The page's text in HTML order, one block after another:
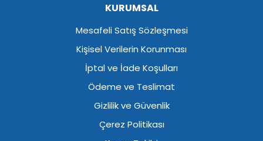
KURUMSAL
Mesafeli Satış Sözleşmesi
Kişisel Verilerin Korunması
İptal ve İade Koşulları
Ödeme ve Teslimat
Gizlilik ve Güvenlik
Çerez Politikası